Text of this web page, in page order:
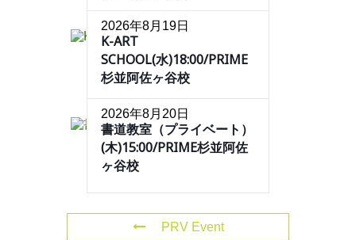
2026年8月19日
K-ART
SCHOOL(水)18:00/PRIME
杉並阿佐ヶ谷校
2026年8月20日
書道教室（プライベート）
(木)15:00/PRIME杉並阿佐
ヶ谷校
PRV Event